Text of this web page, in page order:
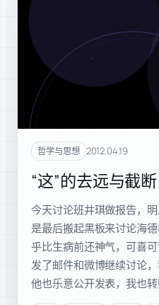
哲学与思想 2012.04.19
“这”的去远与截断
今天讨论班井琪做报告，
是最后搬起黑板来讨论海
乎比生病前还神气，可喜
发了邮件和微博继续讨论
他也乐意公开发表，我也